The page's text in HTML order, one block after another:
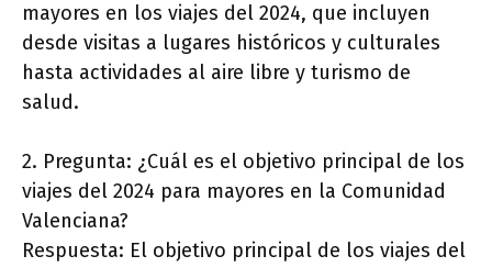
mayores en los viajes del 2024, que incluyen
desde visitas a lugares históricos y culturales
hasta actividades al aire libre y turismo de
salud.
2. Pregunta: ¿Cuál es el objetivo principal de los
viajes del 2024 para mayores en la Comunidad
Valenciana?
Respuesta: El objetivo principal de los viajes del